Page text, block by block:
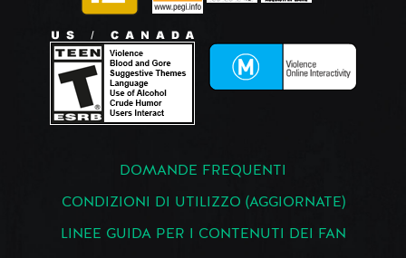
DOMANDE FREQUENTI
CONDIZIONI DI UTILIZZO (AGGIORNATE)
LINEE GUIDA PER I CONTENUTI DEI FAN